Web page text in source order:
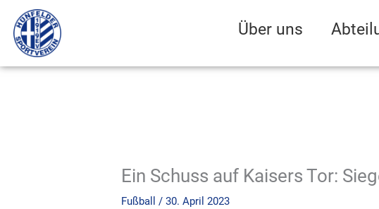
Inhalt
springen
Über uns
Ein Schuss auf Kaisers Tor:
Fußball /30. April 2023